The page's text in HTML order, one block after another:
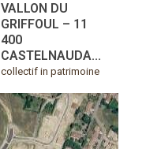
VALLON DU
GRIFFOUL – 11
400
CASTELNAUDA...
collectif in patrimoine